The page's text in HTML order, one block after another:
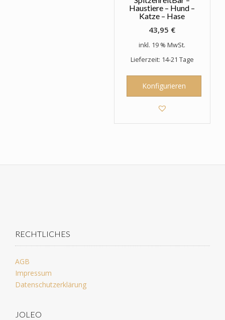
Haustiere – Hund –
Katze – Hase
43,95 €
inkl. 19 % MwSt.
Lieferzeit: 14-21 Tage
Konfigurieren
RECHTLICHES
AGB
Impressum
Datenschutzerklärung
JOLEO